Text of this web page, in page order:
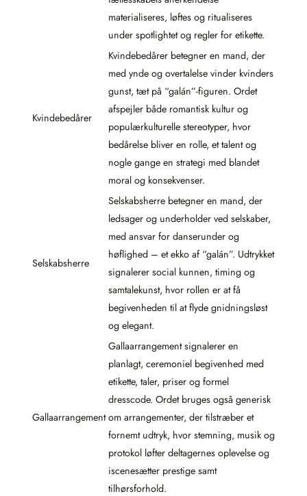
materialiseres, løftes og ritualiseres
under spotlightet og regler for etikette.
Kvindebedårer
Kvindebedårer betegner en mand, der
med ynde og overtalelse vinder kvinders
gunst, tæt på “galán”-figuren. Ordet
afspejler både romantisk kultur og
populærkulturelle stereotyper, hvor
bedårelse bliver en rolle, et talent og
nogle gange en strategi med blandet
moral og konsekvenser.
Selskabsherre
Selskabsherre betegner en mand, der
ledsager og underholder ved selskaber,
med ansvar for danserunder og
høflighed – et ekko af “galán”. Udtrykket
signalerer social kunnen, timing og
samtalekunst, hvor rollen er at få
begivenheden til at flyde gnidningsløst
og elegant.
Gallaarrangement
Gallaarrangement signalerer en
planlagt, ceremoniel begivenhed med
etikette, taler, priser og formel
dresscode. Ordet bruges også generisk
om arrangementer, der tilstræber et
fornemt udtryk, hvor stemning, musik og
protokol løfter deltagernes oplevelse og
iscenesætter prestige samt
tilhørsforhold.